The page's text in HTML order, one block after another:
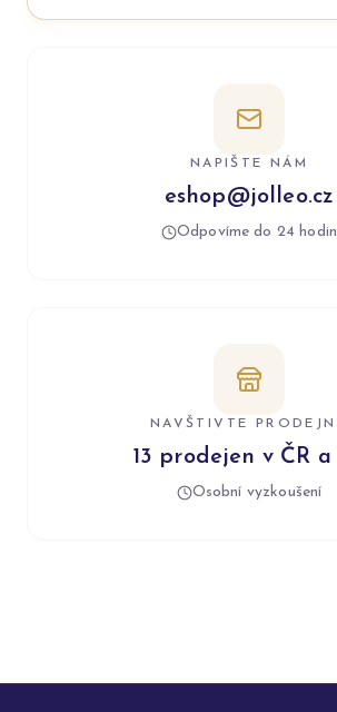
NAPIŠTE NÁM
eshop@jolleo.cz
Odpovíme do 24 hodin
NAVŠTIVTE
13 prodejen v ČR a
Osobní vyzkoušení